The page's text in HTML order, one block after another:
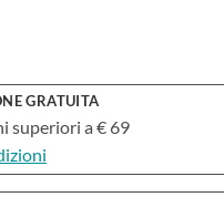
GRATUITA
superiori a € 69